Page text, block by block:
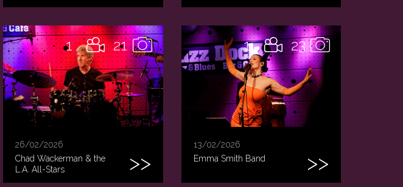
21
1
26/02/2026
Chad Wackerman & the
L.A. All-Stars
23
1
13/02/2026
Emma Smith Band